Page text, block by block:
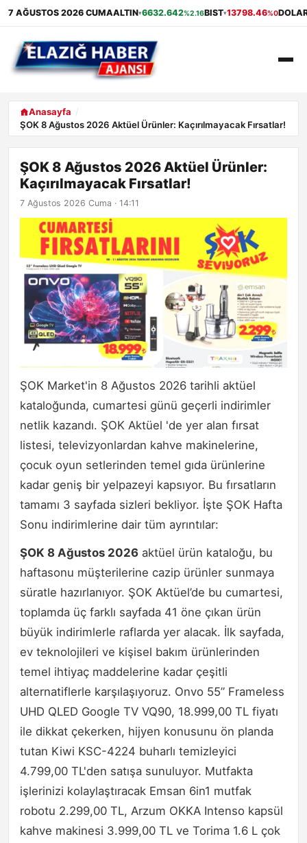
7 AĞUSTOS 2026 CUMAALTIN▾6632.642%2.16BIST▾13798.46%0
ANASAYFA
GÜNDEM
EKONOMI
SAĞLIK
ALIŞVERIŞ
Anasayfa
ŞOK 8 Ağustos 2026 Aktüel Ürünler: Kaçırılmayacak Fırsatlar!
ŞOK 8 Ağustos 2026 Aktüel Ürünler:
Kaçırılmayacak Fırsatlar!
7 Ağustos 2026 Cuma · 14:11
ŞOK Market'in 8 Ağustos 2026 tarihli aktüel
kataloğunda, cumartesi günü geçerli indirimler
netlik kazandı. ŞOK Aktüel 'de yer alan fırsat
listesi, televizyonlardan kahve makinelerine,
çocuk oyun setlerinden temel gıda ürünlerine
kadar geniş bir yelpazeyi kapsıyor. Bu fırsatların
tamamı 3 sayfada sizleri bekliyor. İşte ŞOK Hafta
Sonu indirimlerine dair tüm ayrıntılar:
ŞOK 8 Ağustos 2026 aktüel ürün kataloğu, bu
haftasonu müşterilerine cazip ürünler sunmaya
süratle hazırlanıyor. ŞOK Aktüel’de bu cumartesi,
toplamda üç farklı sayfada 41 öne çıkan ürün
büyük indirimlerle raflarda yer alacak. İlk sayfada,
ev teknolojileri ve kişisel bakım ürünlerinden
temel ihtiyaç maddelerine kadar çeşitli
alternatiflerle karşılaşıyoruz. Onvo 55” Frameless
UHD QLED Google TV VQ90, 18.999,00 TL fiyatı
ile dikkat çekerken, hijyen konusunu ön planda
tutan Kiwi KSC-4224 buharlı temizleyici
4.799,00 TL'den satışa sunuluyor. Mutfakta
işlerinizi kolaylaştıracak Emsan 6in1 mutfak
robotu 2.299,00 TL, Arzum OKKA Intenso kapsül
kahve makinesi 3.999,00 TL ve Torima 1.6 L çok